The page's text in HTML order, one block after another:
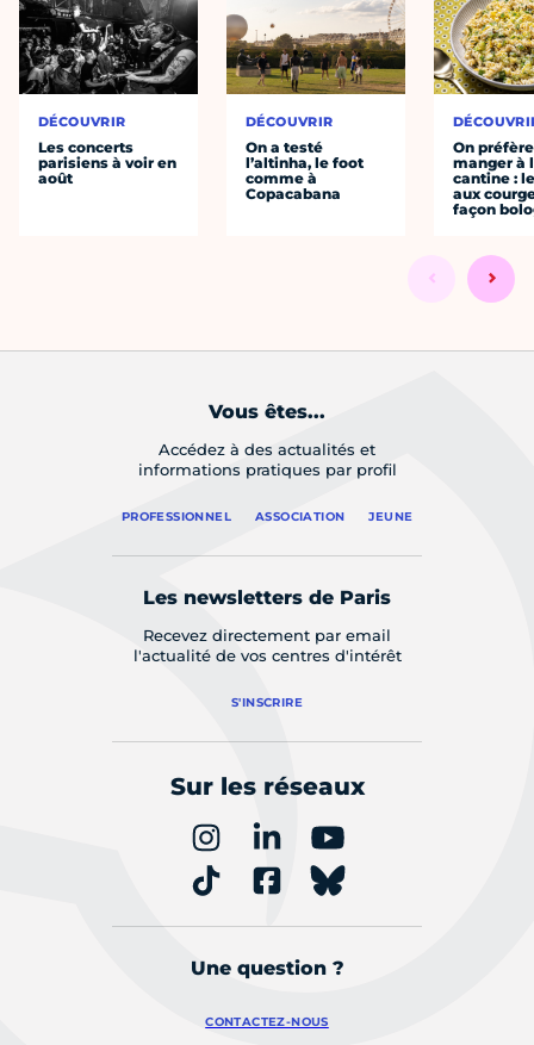
DÉCOUVRIR
Les concerts
parisiens à voir en
août
DÉCOUVRIR
On a testé
l’altinha, le foot
comme à
Copacabana
On préfère
manger à
cantine :
aux
façon
Vous êtes...
Accédez à des actualités et
informations pratiques par profil
PROFESSIONNEL ASSOCIATION JEUNE
Les newsletters de Paris
Recevez directement par email
l'actualité de vos centres d'intérêt
S'INSCRIRE
Sur les réseaux
Une question ?
CONTACTEZ-NOUS